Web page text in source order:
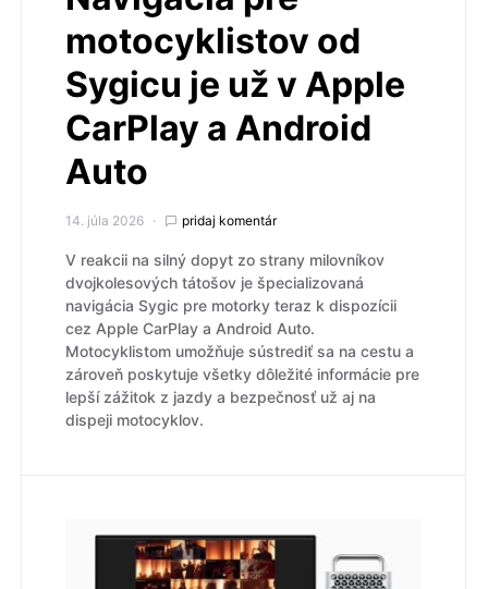
motocyklistov od
Sygicu je už v Apple
CarPlay a Android
Auto
14. júla 2026 pridaj komentár
V reakcii na silný dopyt zo strany milovníkov
dvojkolesových tátošov je špecializovaná
navigácia Sygic pre motorky teraz k dispozícii
cez Apple CarPlay a Android Auto.
Motocyklistom umožňuje sústrediť sa na cestu a
zároveň poskytuje všetky dôležité informácie pre
lepší zážitok z jazdy a bezpečnosť už aj na
dispeji motocyklov.